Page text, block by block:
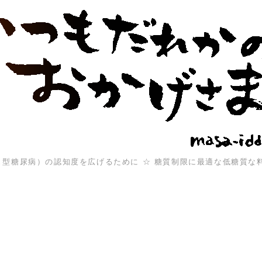
糖尿病）の認知度を広げるために ☆ 糖質制限に最適な低糖質な